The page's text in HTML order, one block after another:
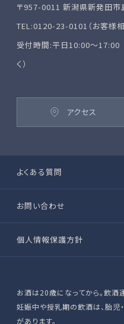
〒957-0011 新潟県新発田市
TEL:0120-23-0101（お客様相
受付時間:平日10:00～17:00
く）
アクセス
よくある質問
お問い合わせ
個人情報保護方針
お酒は20歳になってから。飲酒
妊娠中や授乳期の飲酒は、胎児
があります。